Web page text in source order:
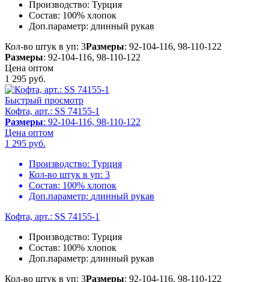
Производство: Турция
Состав: 100% хлопок
Доп.параметр: длинный рукав
Кол-во штук в уп: 3Размеры: 92-104-116, 98-110-122
Размеры: 92-104-116, 98-110-122
Цена оптом
1 295 руб.
Быстрый просмотр
Кофта, арт.: SS 74155-1
Размеры: 92-104-116, 98-110-122
Цена оптом
1 295 руб.
Производство: Турция
Кол-во штук в уп: 3
Состав: 100% хлопок
Доп.параметр: длинный рукав
Кофта, арт.: SS 74155-1
Производство: Турция
Состав: 100% хлопок
Доп.параметр: длинный рукав
Кол-во штук в уп: 3Размеры: 92-104-116, 98-110-122